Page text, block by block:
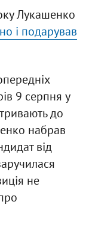
Лукашенко
і подарував
9 серпня у
до
набрав
від
не